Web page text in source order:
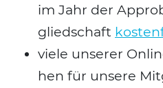
im Jahr der
glied­schaft
vie­le unse­rer
hen für unse­re